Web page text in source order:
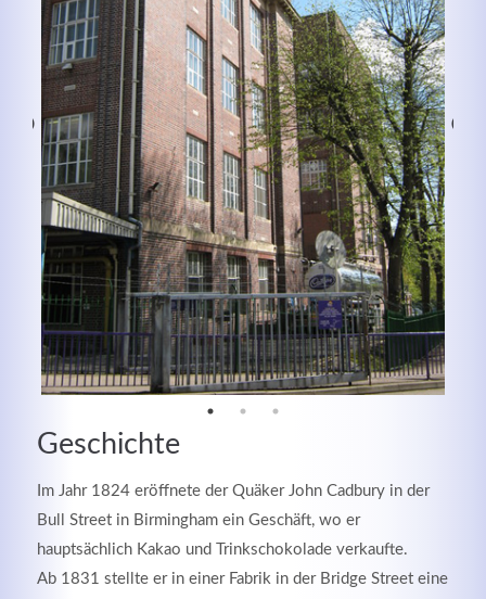
Geschichte
Im Jahr 1824 eröffnete der Quäker John Cadbury in der
Bull Street in Birmingham ein Geschäft, wo er
hauptsächlich Kakao und Trinkschokolade verkaufte.
Ab 1831 stellte er in einer Fabrik in der Bridge Street eine
MEHR INFOS
Modern & Simple
Lorem ipsum dolor sit amet, consectetuer adipiscing